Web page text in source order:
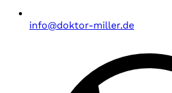
info@doktor-miller.de